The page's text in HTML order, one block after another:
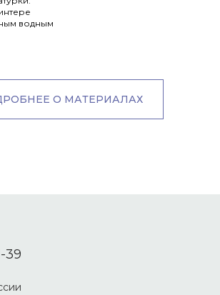
водным
О МАТЕРИАЛАХ
39